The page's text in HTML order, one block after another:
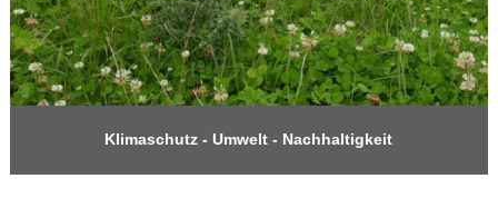
Klimaschutz - Umwelt - Nachhaltigkeit